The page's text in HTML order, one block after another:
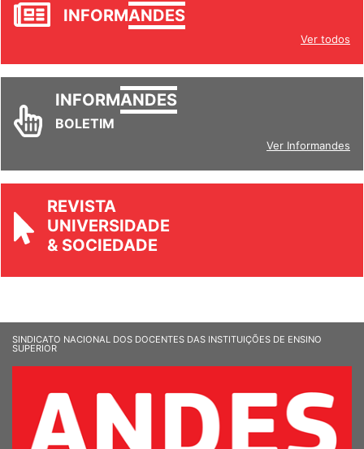
INFORMANDES
Ver todos
INFORMANDES
BOLETIM
Ver Informandes
REVISTA
UNIVERSIDADE
& SOCIEDADE
SINDICATO NACIONAL DOS DOCENTES DAS INSTITUIÇÕES DE ENSINO
SUPERIOR